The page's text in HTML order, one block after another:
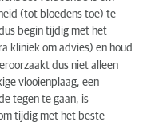
(tot bloedens toe) te
begin tijdig met het
kliniek om advies) en houd
dus niet alleen
vlooienplaag, een
tegen te gaan, is
tijdig met het beste